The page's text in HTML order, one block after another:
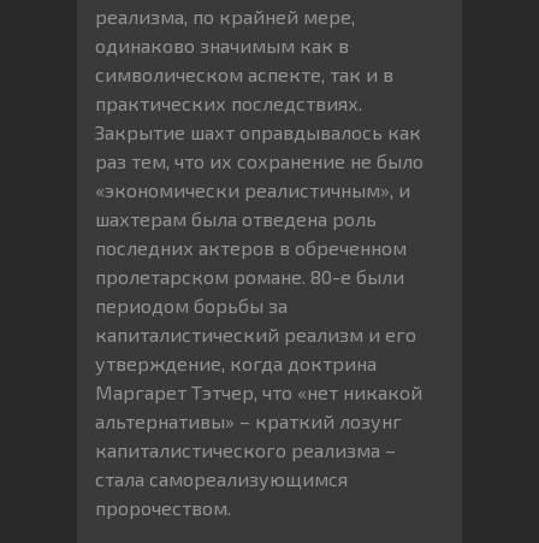
реализма, по крайней мере,
одинаково значимым как в
символическом аспекте, так и в
практических последствиях.
Закрытие шахт оправдывалось как
раз тем, что их сохранение не было
«экономически реалистичным», и
шахтерам была отведена роль
последних актеров в обреченном
пролетарском романе. 80-е были
периодом борьбы за
капиталистический реализм и его
утверждение, когда доктрина
Маргарет Тэтчер, что «нет никакой
альтернативы» – краткий лозунг
капиталистического реализма –
стала самореализующимся
пророчеством.